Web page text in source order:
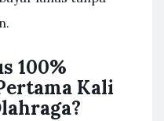
100%
Kali